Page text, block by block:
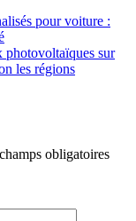
pour voiture :
photovoltaïques sur
les régions
obligatoires